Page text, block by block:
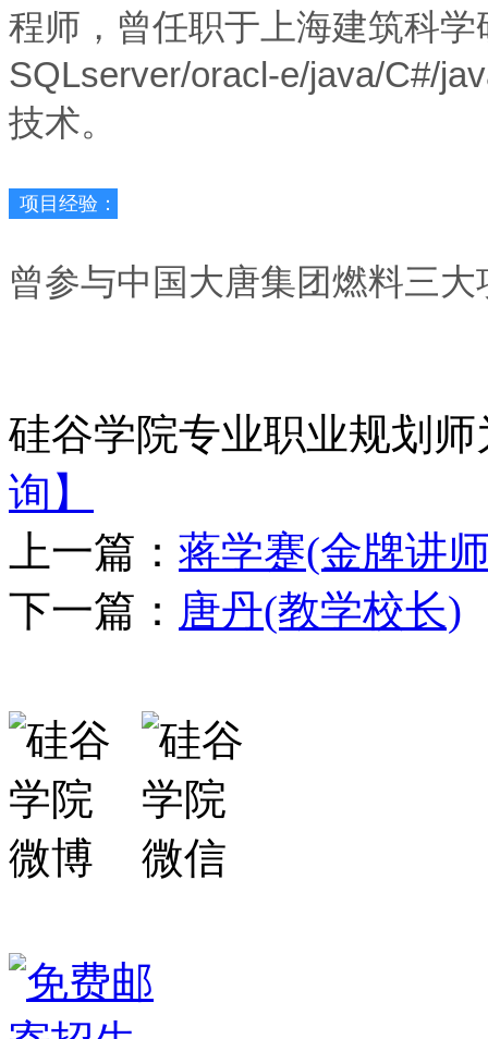
程师，曾任职于上海建筑科
SQLserver/oracl-e/java/C#/
技术。
项目经验：
曾参与中国大唐集团燃料三
硅谷学院专业职业规划
询】
上一篇： 蒋学蹇(金牌讲
下一篇： 唐丹(教学校长)